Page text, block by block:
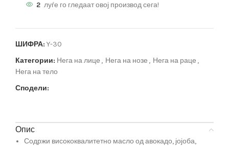
2 луѓе го гледаат овој производ сега!
ШИФРА: Y-30
Категории: Нега на лице , Нега на нозе , Нега на раце ,
Нега на тело
Сподели:
Опис
Содржи висококвалитетно масло од авокадо, јојоба,